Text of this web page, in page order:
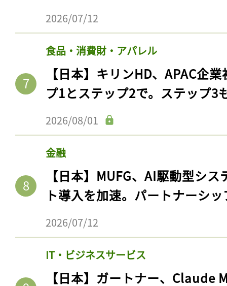
2026/07/12
食品・消費財・アパレル
【日本】キリンHD、APAC企
プ1とステップ2で。ステップ3
2026/08/01
金融
【日本】MUFG、AI駆動型シ
ト導入を加速。パートナーシ
2026/07/12
IT・ビジネスサービス
【日本】ガートナー、Claude
ログインが必
ログイン